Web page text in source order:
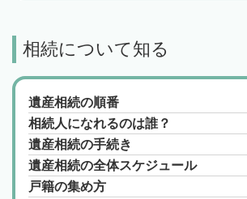
相続について知る
遺産相続の順番
相続人になれるのは誰？
遺産相続の手続き
遺産相続の全体スケジュール
戸籍の集め方